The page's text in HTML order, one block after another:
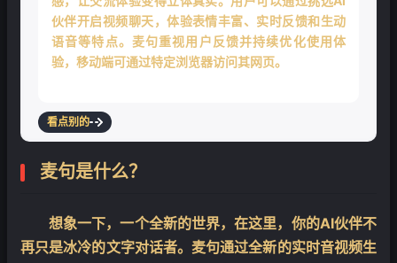
伙伴开启视频聊天，体验表情丰富、实时反馈和生动
语音等特点。麦句重视用户反馈并持续优化使用体
验，移动端可通过特定浏览器访问其网页。
看点别的
麦句是什么？
想象一下，一个全新的世界，在这里，你的AI伙伴不
再只是冰冷的文字对话者。麦句通过全新的实时音视频生